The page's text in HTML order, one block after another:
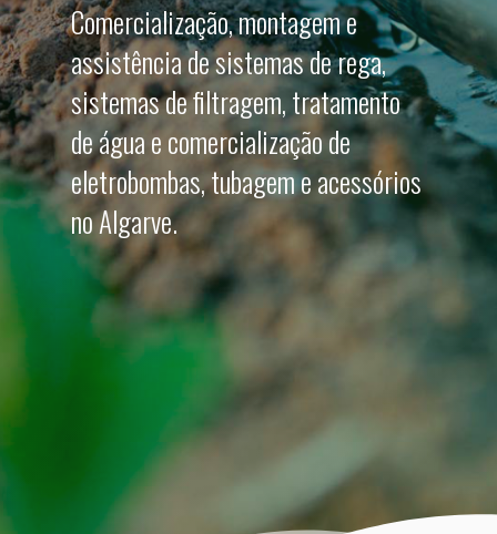
Comercialização, montagem e
assistência de sistemas de rega,
sistemas de filtragem, tratamento
de água e comercialização de
eletrobombas, tubagem e acessórios
no Algarve.